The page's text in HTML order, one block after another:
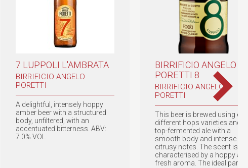
7 LUPPOLI L'AMBRATA
BIRRIFICIO ANGELO
PORETTI
A delightful, intensely hoppy
amber beer with a structured
body, unfiltered, with an
accentuated bitterness. ABV:
7.0% VOL
BIRRIFICIO ANGELO
PORETTI 8
BIRRIFICIO ANGELO
PORETTI
This beer is brewed using
different hops varieties and
top-fermented ale with a
smooth body and intense
citrusy notes. The scent is
characterised by a hoppy
fresh aroma. The ideal part…